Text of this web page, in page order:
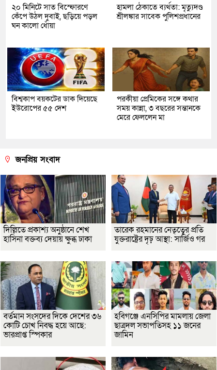
২০ মিনিটে সাত বিস্ফোরণে
কেঁপে উঠল দুবাই, ছড়িয়ে পড়ল
ঘন কালো ধোঁয়া
হামলা ঠেকাতে ব্যর্থতা: মৃত্যুদণ্ড
শ্রীলঙ্কার সাবেক পুলিশপ্রধানের
বিশ্বকাপ বয়কটের ডাক দিয়েছে
ইউরোপের ৫৫ দেশ
পরকীয়া প্রেমিকের সঙ্গে কথার
সময় কান্না, ৩ বছরের সন্তানকে
মেরে ফেললেন মা
জনপ্রিয় সংবাদ
দিল্লিতে প্রকাশ্য অনুষ্ঠানে শেখ
হাসিনা বক্তব্য দেয়ায় ক্ষুব্ধ ঢাকা
তারেক রহমানের নেতৃত্বের প্রতি
যুক্তরাষ্ট্রের দৃঢ় আস্থা: সার্জিও গর
বর্তমান সংসদের দিকে দেশের ৩৬
কোটি চোখ নিবদ্ধ হয়ে আছে:
ভারপ্রাপ্ত স্পিকার
হবিগঞ্জে এনসিপির মামলায় জেলা
ছাত্রদল সভাপতিসহ ১১ জনের
জামিন